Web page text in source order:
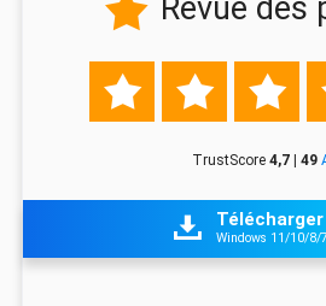
 Revue des
  
TrustScore 4,7 | 49
 Télécharger
Windows 11/10/8/